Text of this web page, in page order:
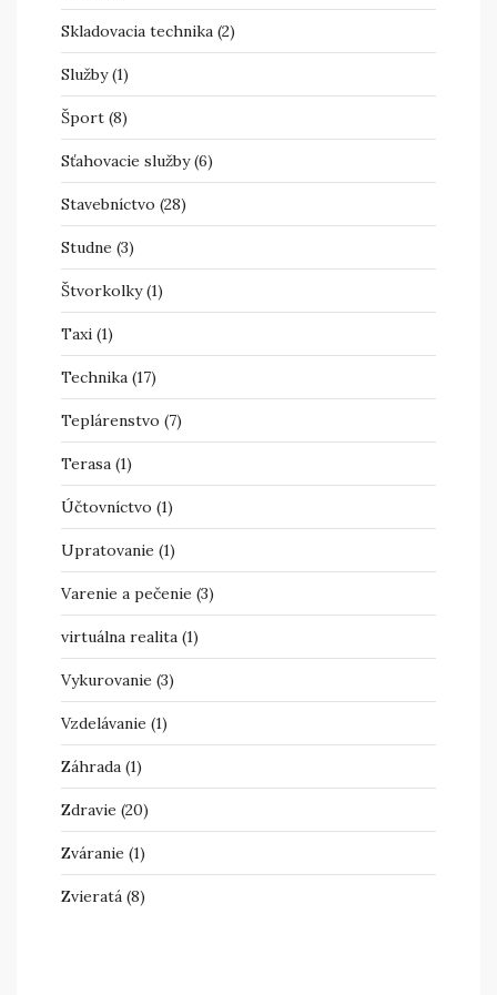
Skladovacia technika (2)
Služby(1)
Šport (8)
Sťahovacie služby(6)
Stavebníctvo (28)
Studne (3)
Štvorkolky(1)
Taxi (1)
Technika (17)
Teplárenstvo (7)
Terasa (1)
Účtovníctvo (1)
Upratovanie (1)
Varenie a pečenie (3)
virtuálna realita (1)
Vykurovanie (3)
Vzdelávanie (1)
Záhrada (1)
Zdravie (20)
Zváranie (1)
Zvieratá (8)